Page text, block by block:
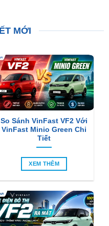
So Sánh VinFast VF2 Với
VinFast Minio Green Chi
Tiết
XEM THÊM